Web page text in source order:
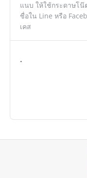
แนบ ให้ใช้กระดาษโน๊
ชื่อใน Line หรือ
เคส
.